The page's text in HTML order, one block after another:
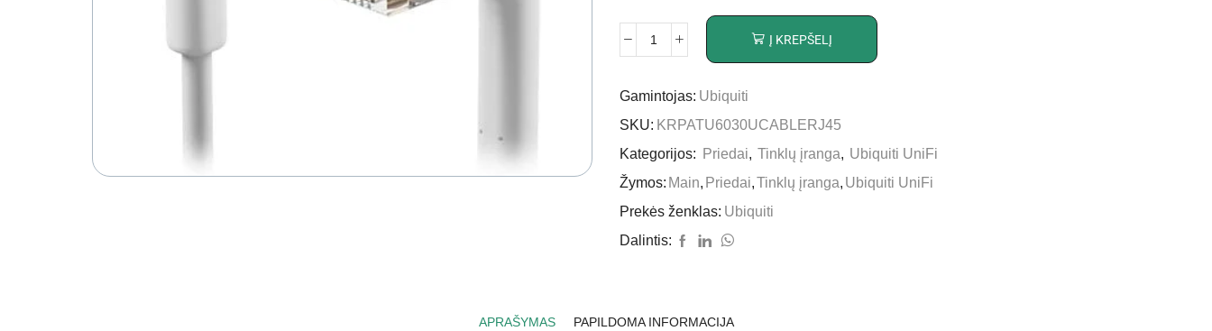
Į KREPŠELĮ
Gamintojas: Ubiquiti
SKU: KRPATU6030UCABLERJ45
Kategorijos:
Priedai, Tinklų įranga, Ubiquiti UniFi
Žymos: Main, Priedai, Tinklų įranga, Ubiquiti UniFi
Prekės ženklas: Ubiquiti
Dalintis:
APRAŠYMAS PAPILDOMA INFORMACIJA